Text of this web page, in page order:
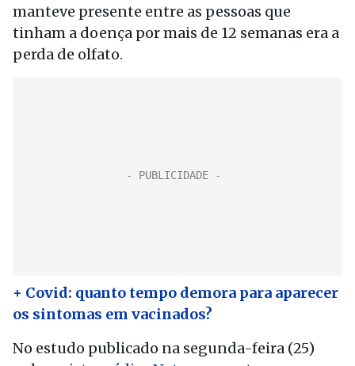
manteve presente entre as pessoas que
tinham a doença por mais de 12 semanas era a
perda de olfato.
+ Covid: quanto tempo demora para aparecer
os sintomas em vacinados?
No estudo publicado na segunda-feira (25)